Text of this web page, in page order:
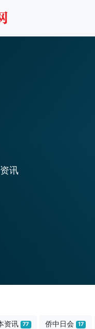
讯
资讯 77 侨中日会 17